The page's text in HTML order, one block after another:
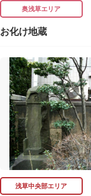
奥浅草エリア
お化け地蔵
浅草中央部エリア